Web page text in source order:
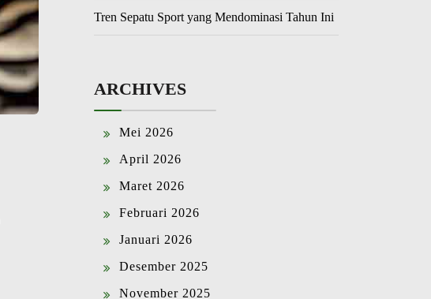
Tren Sepatu Sport yang Mendominasi Tahun Ini
ARCHIVES
Mei 2026
April 2026
Maret 2026
Februari 2026
Januari 2026
Desember 2025
November 2025